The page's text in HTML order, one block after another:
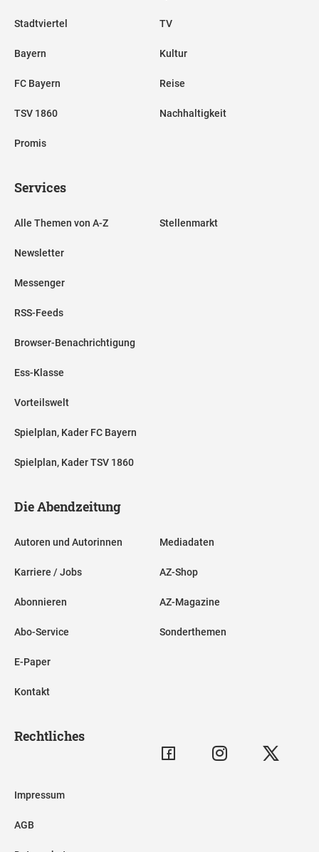
Stadtviertel
Bayern
FC Bayern
TSV 1860
Promis
TV
Kultur
Reise
Nachhaltigkeit
Services
Alle Themen von A-Z
Newsletter
Messenger
RSS-Feeds
Browser-Benachrichtigung
Ess-Klasse
Vorteilswelt
Spielplan, Kader FC Bayern
Spielplan, Kader TSV 1860
Stellenmarkt
Die Abendzeitung
Autoren und Autorinnen
Karriere / Jobs
Abonnieren
Abo-Service
E-Paper
Kontakt
Mediadaten
AZ-Shop
AZ-Magazine
Sonderthemen
Rechtliches
Impressum
AGB